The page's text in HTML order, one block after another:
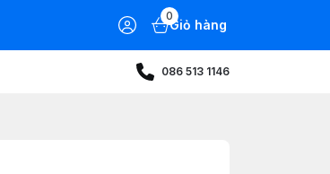
0
Giỏ hàng
086 513 1146